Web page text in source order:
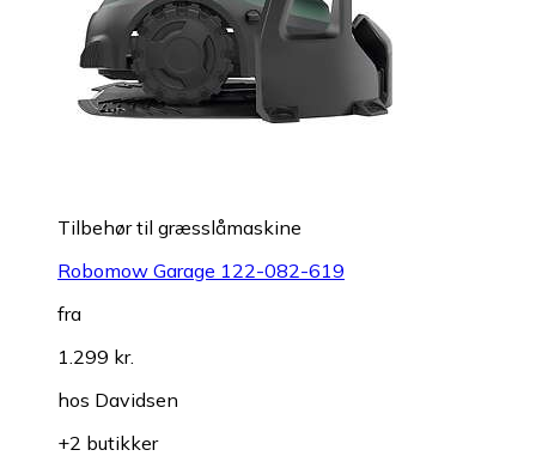
Tilbehør til græsslåmaskine
Robomow Garage 122-082-619
fra
1.299 kr.
hos Davidsen
+2 butikker